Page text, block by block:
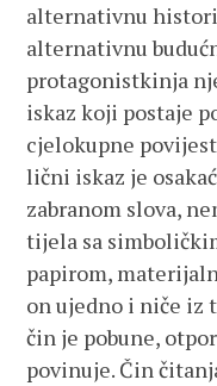
alternativnu
alternativnu
protagonistkinja
iskaz koji postaje
cjelokupne
lični iskaz je
zabranom slova,
tijela sa
papirom,
on ujedno i niče iz
čin je pobune,
povinuje. Čin